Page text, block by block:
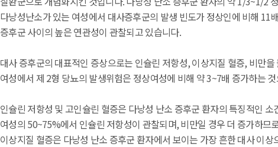
다낭성난소가 있는 여성에서 대사증후군의 발생 빈도가 정상인에 비해 11
증후군 사이의 높은 연관성이 관찰되고 있습니다.
대사 증후군의 대표적인 증상으로는 인슐린 저항성, 이상지질 혈증, 비만
여성에서 제 2형 당뇨의 발생위험은 정상여성에 비해 약 3~7배 증가하는
인슐린 저항성 및 고인슐린 혈증은 다낭성 난소 증후군 환자의 특징적인
여성의 50~75%에서 인슐린 저항성이 관찰되며, 비만일 경우 더 증가하므
이상지질 혈증은 다낭성 난소 증후군 환자에서 보이는 가장 흔한 대사 이